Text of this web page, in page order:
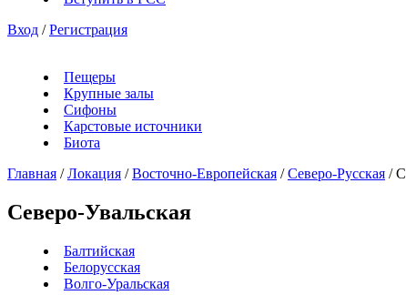
Вход / Регистрация
Пещеры
Крупные залы
Сифоны
Карстовые источники
Биота
Главная / Локация / Восточно-Европейская / Северо-Русская /
Северо-Увальская
Балтийская
Белорусская
Волго-Уральская